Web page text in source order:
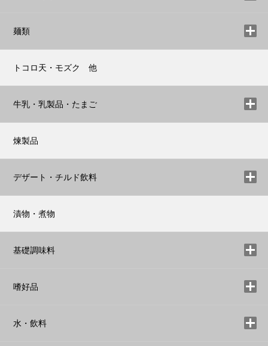
麺類
トコロ天・モズク 他
牛乳・乳製品・たまご
煉製品
デザート・チルド飲料
漬物・煮物
基礎調味料
嗜好品
水・飲料